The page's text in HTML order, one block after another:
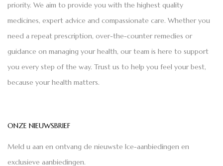
priority. We aim to provide you with the highest quality
medicines, expert advice and compassionate care. Whether you
need a repeat prescription, over-the-counter remedies or
guidance on managing your health, our team is here to support
you every step of the way. Trust us to help you feel your best,
because your health matters.
ONZE NIEUWSBRIEF
Meld u aan en ontvang de nieuwste Ice-aanbiedingen en
exclusieve aanbiedingen.